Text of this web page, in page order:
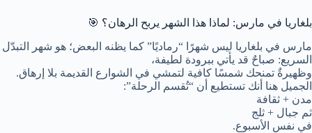
بلغاريا في مارس: لماذا هذا الشهر يربح الرهان؟ 🎯
مارس في بلغاريا ليس شهرًا “رماديًا” كما يظنه البعض؛ هو شهر التبدّل
السريع: صباحٌ قد يأتي ببرودة لطيفة،
وظهيرةٌ تمنحك شمسًا كافية لتمشي في الشوارع القديمة بلا إرهاق.
الجميل هنا أنك تستطيع أن “تُقسم الرحلة”:
مدن + ثقافة
ثم جبال + ثلج
في نفس الأسبوع.